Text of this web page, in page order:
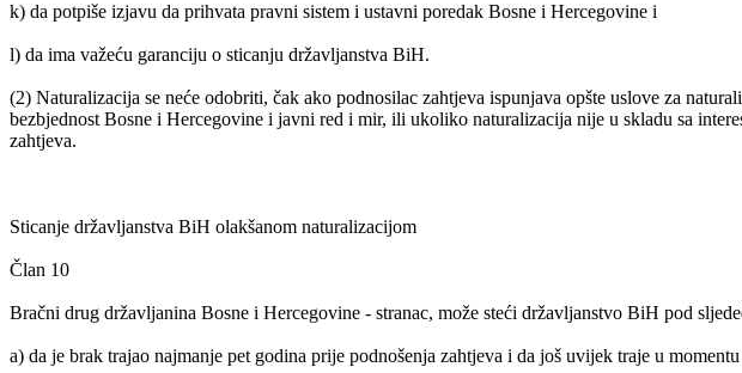
k) da potpiše izjavu da prihvata pravni sistem i ustavni poredak Bosne i Hercegovine i
l) da ima važeću garanciju o sticanju državljanstva BiH.
(2) Naturalizacija se neće odobriti, čak ako podnosilac zahtjeva ispunjava opšte uslove za
bezbjednost Bosne i Hercegovine i javni red i mir, ili ukoliko naturalizacija nije u skladu sa
zahtjeva.
Sticanje državljanstva BiH olakšanom naturalizacijom
Član 10
Bračni drug državljanina Bosne i Hercegovine - stranac, može steći državljanstvo BiH pod
a) da je brak trajao najmanje pet godina prije podnošenja zahtjeva i da još uvijek traje u